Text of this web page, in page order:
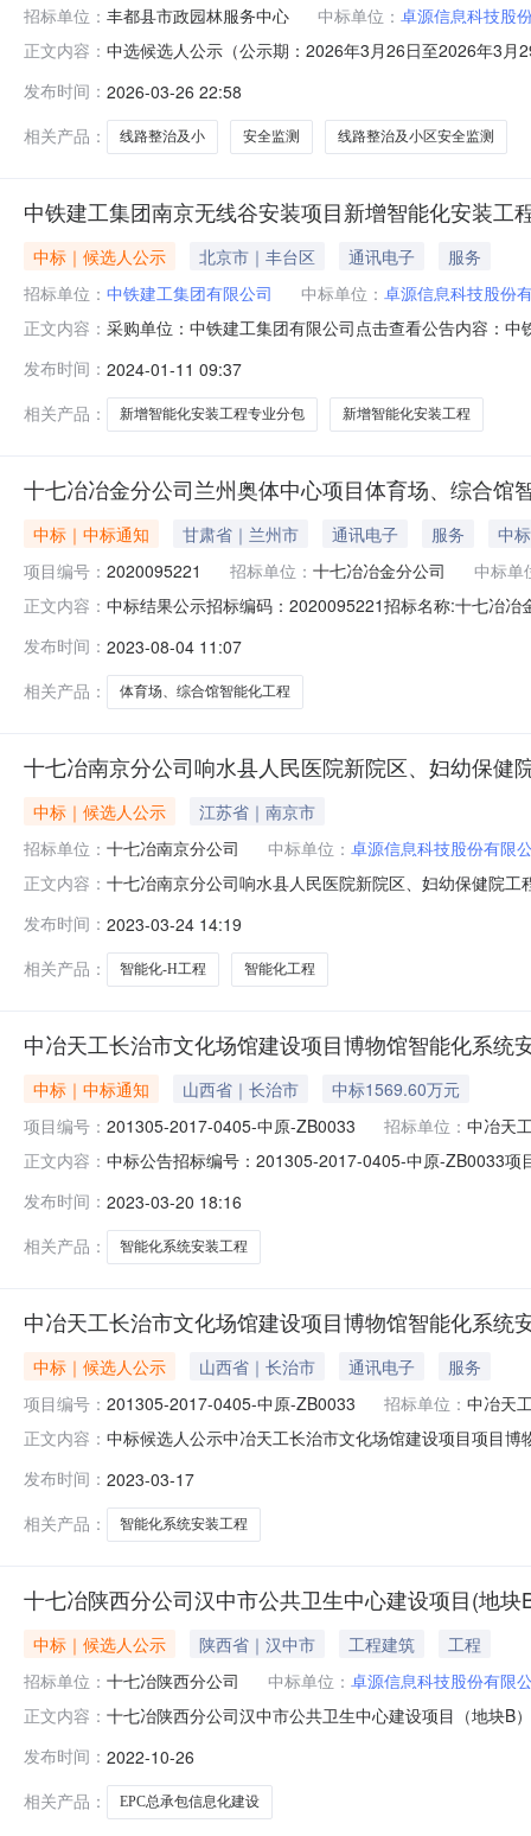
招标单位： 丰都县市政园林服务中心 中标单位： 卓源信息科技股
正文内容： 中选候选人公示（公示期：2026年3月26日至2026年3
称报价（元）工期质量拟任项目负责人姓名证书名称证
发布时间： 2026-03-26 22:58
相关产品：
线路整治及小 安全监测 线路整治及小区安全监测
中铁建工集团南京无线谷安装项目新增智能化安装工
中标｜候选人公示 北京市｜丰台区 通讯电子
服务
招标单位： 中铁建工集团有限公司 中标单位： 卓源信息科技股份
正文内容： 采购单位：中铁建工集团有限公司点击查看公告内容：
息科技股份有限公司，第二中标候选人为南京赛博瑞信
标候选人公示期间向招标人提出
发布时间： 2024-01-11 09:37
相关产品：
新增智能化安装工程专业分包 新增智能化安装工程
十七冶冶金分公司兰州奥体中心项目体育场、综合馆
中标｜中标通知 甘肃省｜兰州市 通讯电子 服务
中
项目编号： 2020095221 招标单位： 十七冶冶金分公司
中标单
正文内容： 中标结果公示招标编码：2020095221招标名称:十七冶
发布时间： 2023-08-04 11:07
相关产品：
体育场、综合馆智能化工程
十七冶南京分公司响水县人民医院新院区、妇幼保
中标｜候选人公示
江苏省｜南京市
招标单位： 十七冶南京分公司 中标单位： 卓源信息科技股份有限
正文内容： 十七冶南京分公司响水县人民医院新院区、妇幼保健院
第一中标候选人：卓源信息科技股份有限公司中标候选
管理中心提出异议。联系人：罗慧萍联系
发布时间： 2023-03-24 14:19
相关产品：
智能化-H工程 智能化工程
中冶天工长治市文化场馆建设项目博物馆智能化系统
中标｜中标通知 山西省｜长治市
中标1569.60万元
项目编号： 201305-2017-0405-中原-ZB0033 招标单位： 中冶天
正文内容： 中标公告招标编号：201305-2017-0405-中原-ZB0033
发布时间： 2023-03-20 18:16
相关产品：
智能化系统安装工程
中冶天工长治市文化场馆建设项目博物馆智能化系统
中标｜候选人公示 山西省｜长治市 通讯电子
服务
项目编号： 201305-2017-0405-中原-ZB0033 招标单位： 中冶天
正文内容： 中标候选人公示中冶天工长治市文化场馆建设项目项目
门：中冶天工集团有限公司招采中心日期：2023年3月17
发布时间： 2023-03-17
相关产品：
智能化系统安装工程
十七冶陕西分公司汉中市公共卫生中心建设项目(地
中标｜候选人公示 陕西省｜汉中市 工程建筑
工程
招标单位： 十七冶陕西分公司 中标单位： 卓源信息科技股份有限
正文内容： 十七冶陕西分公司汉中市公共卫生中心建设项目（地块B
限公司中标候选人公示期为公示发布之日起3个工作日，
罗慧萍联系电话：0555-23
发布时间： 2022-10-26
相关产品：
EPC总承包信息化建设